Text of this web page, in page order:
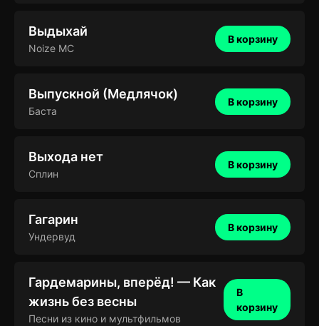
Выдыхай
Noize MC
В корзину
Выпускной (Медлячок)
Баста
В корзину
Выхода нет
Сплин
В корзину
Гагарин
Ундервуд
В корзину
Гардемарины, вперёд! — Как
жизнь без весны
Песни из кино и мультфильмов
В
корзину